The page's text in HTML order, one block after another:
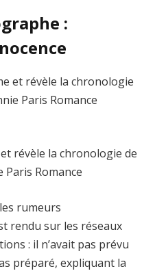
:
révèle la chronologie de
Paris Romance
rumeurs
rendu sur les réseaux
: il n’avait pas prévu
préparé, expliquant la